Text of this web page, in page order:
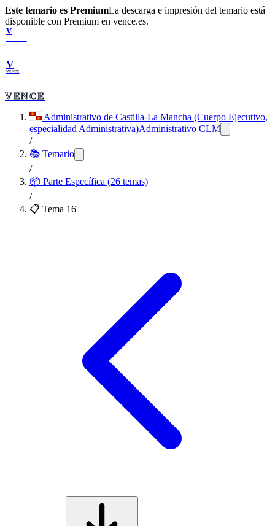
Este temario es PremiumLa descarga e impresión del temario está
disponible con Premium en vence.es.
V
V
VENCE
VENCE
Administrativo de Castilla-La Mancha (Cuerpo Ejecutivo,
especialidad Administrativa)Administrativo CLM
/
📚 Temario
/
📦 Parte Específica (26 temas)
/
📋 Tema 16